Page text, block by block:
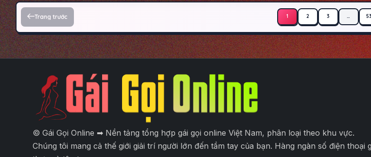
Trang trước 1 2 3 … 53
© Gái Gọi Online ➡ Nền tảng tổng hợp gái gọi online Việt Nam, phân loại theo khu vực.
Chúng tôi mang cả thế giới giải trí người lớn đến tầm tay của bạn. Hàng ngàn số điện